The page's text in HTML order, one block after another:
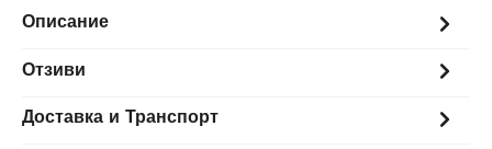
Описание
Отзиви
Доставка и Транспорт